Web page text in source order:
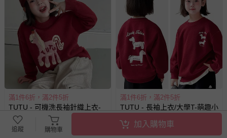
滿1件6折，滿2件5折
TUTU - 可機洗長袖針織上衣-
粉紅小馬-紅色
即將售完
滿1件6折，滿2件5折
TUTU - 長袖上衣/大學T-萌趣小
追蹤 購物車
加入購物車